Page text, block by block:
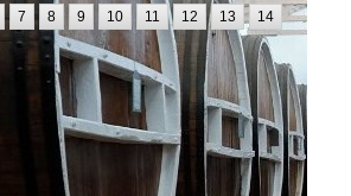
7 8 9 10 11 12 13 14